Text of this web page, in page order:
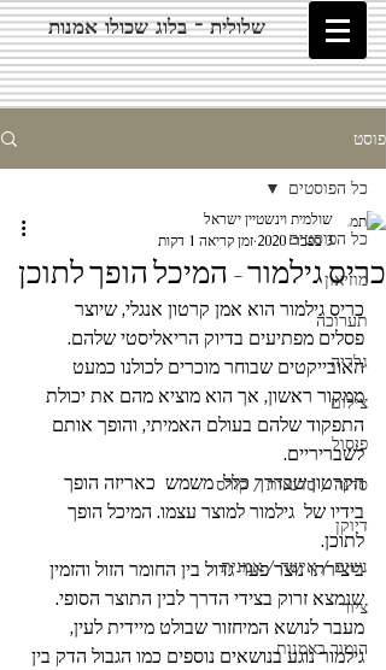
שלולית - בלוג שכולו אמנות
פוסט
כל הפוסטים
מוזיאון
תערוכה
גלריה
צילום
פיסול
סדנה / סדנאות / קורס
דיוקן
נשים / אישה / אמנית
ציור
הומור באמנות
כל הפוסטים
כריס גילמור - המיכל הופך לתוכן
שולמית וינשטיין ישראל
3 בפבר׳ 2020
זמן קריאה 1 דקות
כריס גילמור הוא אמן קרטון אנגלי, שיוצר
פסלים מפתיעים בדיוק הריאליסטי שלהם.
האובייקטים שבוחר מוכרים לכולנו כמעט
ממקור ראשון, אך הוא מוציא מהם את יכולת
התפקוד שלהם בעולם האמיתי, והופך אותם
לשבריריים.
הקרטון שבדרך כלל  משמש  כאריזה הופך
בידיו של  גילמור למוצר עצמו. המיכל הופך
לתוכן.
ביצירתו נוצר פער גדול בין החומר הזול והזמין
שנמצא זרוק בצידי הדרך לבין התוצר הסופי.
מעבר לנושא המיחזור שבולט מיידית לעין,
גילמור נוגע בנושאים נוספים כמו הגבול הדק בין